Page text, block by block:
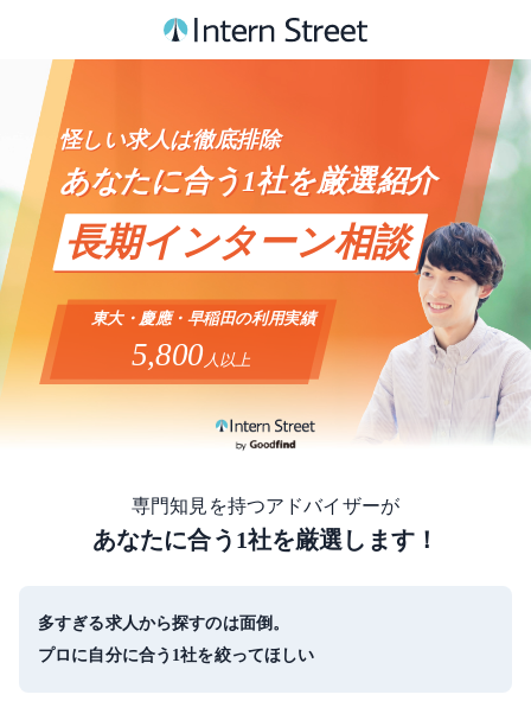
怪しい求人は徹底排除
あなたに合う1社を厳選紹介
長期インターン相談
東大・慶應・早稲田の利用実績
5,800 人以上
専門知見を持つアドバイザーが
あなたに合う1社を厳選します！
多すぎる求人から探すのは面倒。
プロに自分に合う1社を絞ってほしい